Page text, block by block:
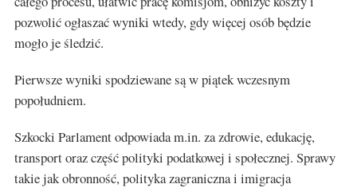
pozwolić ogłaszać wyniki wtedy, gdy więcej osób będzie
mogło je śledzić.
Pierwsze wyniki spodziewane są w piątek wczesnym
popołudniem.
Szkocki Parlament odpowiada m.in. za zdrowie, edukację,
transport oraz część polityki podatkowej i społecznej. Sprawy
takie jak obronność, polityka zagraniczna i imigracja